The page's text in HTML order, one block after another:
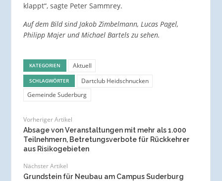
klappt“, sagte Peter Sammrey.
Auf dem Bild sind Jakob Zimbelmann, Lucas Pagel,
Philipp Majer und Michael Bartels zu sehen.
KATEGORIEN Aktuell
SCHLAGWÖRTER
Dartclub Heidschnucken
Gemeinde Suderburg
Vorheriger Artikel
Absage von Veranstaltungen mit mehr als 1.000
Teilnehmern, Betretungsverbote für Rückkehrer
aus Risikogebieten
Nächster Artikel
Grundstein für Neubau am Campus Suderburg